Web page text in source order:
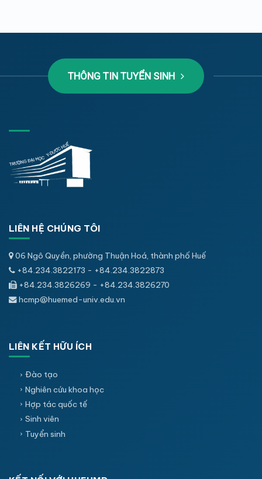
THÔNG TIN TUYỂN SINH
LIÊN HỆ CHÚNG TÔI
06 Ngô Quyền, phường Thuận Hoá, thành phố Huế
+84.234.3822173 - +84.234.3822873
+84.234.3826269 - +84.234.3826270
hcmp@huemed-univ.edu.vn
LIÊN KẾT HỮU ÍCH
Đào tạo
Nghiên cứu khoa học
Hợp tác quốc tế
Sinh viên
Tuyển sinh